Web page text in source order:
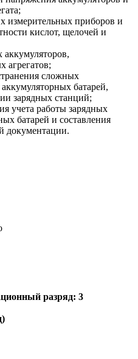
измерительных приборов и
кислот, щелочей и
аккумуляторов,
агрегатов;
сложных
батарей,
зарядных станций;
учета работы зарядных
батарей и составления
документации.
разряд: 3